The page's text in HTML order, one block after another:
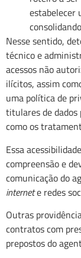
estabelecer
Nesse sentido,
técnico e
acessos não
ilícitos, assim
uma política de
titulares de dados
como os
Essa
compreensão e
comunicação do
internete redes
Outras
contratos com
prepostos do